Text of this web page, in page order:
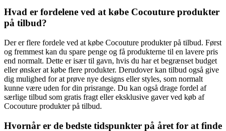
Hvad er fordelene ved at købe Cocouture produkter
på tilbud?
Der er flere fordele ved at købe Cocouture produkter på tilbud. Først
og fremmest kan du spare penge og få produkterne til en lavere pris
end normalt. Dette er især til gavn, hvis du har et begrænset budget
eller ønsker at købe flere produkter. Derudover kan tilbud også give
dig mulighed for at prøve nye designs eller styles, som normalt
kunne være uden for din prisrange. Du kan også drage fordel af
særlige tilbud som gratis fragt eller eksklusive gaver ved køb af
Cocouture produkter på tilbud.
Hvornår er de bedste tidspunkter på året for at finde